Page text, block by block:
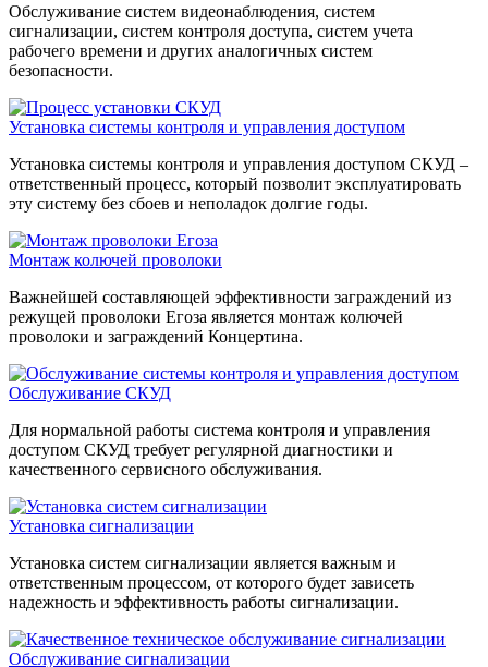
Обслуживание систем видеонаблюдения, систем
сигнализации, систем контроля доступа, систем учета
рабочего времени и других аналогичных систем
безопасности.
Установка системы контроля и управления доступом
Установка системы контроля и управления доступом СКУД –
ответственный процесс, который позволит эксплуатировать
эту систему без сбоев и неполадок долгие годы.
Монтаж колючей проволоки
Важнейшей составляющей эффективности заграждений из
режущей проволоки Егоза является монтаж колючей
проволоки и заграждений Концертина.
Обслуживание СКУД
Для нормальной работы система контроля и управления
доступом СКУД требует регулярной диагностики и
качественного сервисного обслуживания.
Установка сигнализации
Установка систем сигнализации является важным и
ответственным процессом, от которого будет зависеть
надежность и эффективность работы сигнализации.
Обслуживание сигнализации